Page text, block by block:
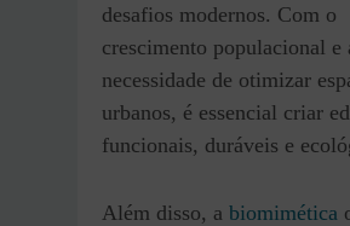
desafios modernos. Com o
crescimento populacional e
necessidade de otimizar
urbanos, é essencial criar
funcionais, duráveis e
Além disso, a biomimética